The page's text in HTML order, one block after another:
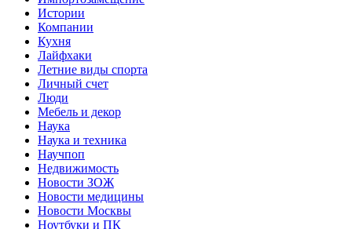
Истории
Компании
Кухня
Лайфхаки
Летние виды спорта
Личный счет
Люди
Мебель и декор
Наука
Наука и техника
Научпоп
Недвижимость
Новости ЗОЖ
Новости медицины
Новости Москвы
Ноутбуки и ПК